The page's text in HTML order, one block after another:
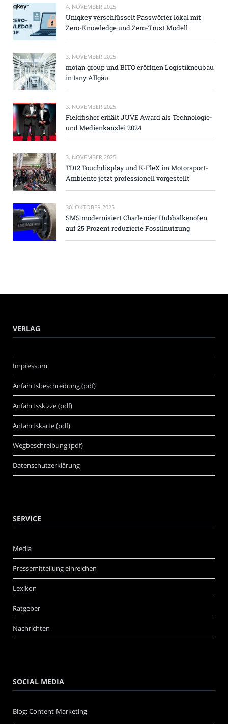
4. NOVEMBER 2025
Uniqkey verschlüsselt Passwörter lokal mit
Zero-Knowledge und Zero-Trust Modell
3. NOVEMBER 2025
motan group und BITO eröffnen Logistikneubau
in Isny Allgäu
3. NOVEMBER 2025
Fieldfisher erhält JUVE Award als Technologie-
und Medienkanzlei 2024
3. NOVEMBER 2025
TD12 Touchdisplay und K-FleX im Motorsport-
Ambiente jetzt professionell vorgestellt
30. OKTOBER 2025
SMS modernisiert Charleroier Hubbalkenofen
auf 25 Prozent reduzierte Fossilnutzung
VERLAG
Impressum
Anfahrtsbeschreibung (pdf)
Anfahrtsskizze (pdf)
Anfahrtskarte (pdf)
Wegbeschreibung (pdf)
Datenschutzerklärung
SERVICE
Media
Pressemitteilung einreichen
Lexikon
Ratgeber
Nachrichten
SOCIAL MEDIA
Blog: Content-Marketing